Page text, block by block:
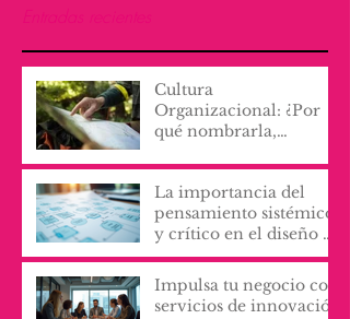
Cultura
Organizacional: ¿Por
qué nombrarla,
cambia todo?
La importancia del
pensamiento sistémico
y crítico en el diseño de
procesos y servicios
organizacionales
Impulsa tu negocio con
servicios de innovación